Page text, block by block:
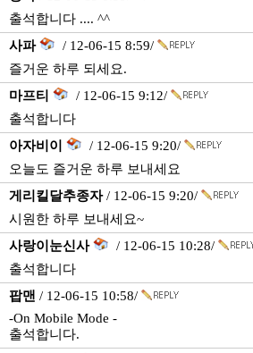
출석합니다 .... ^^
사파
/ 12-06-15 8:59/
즐거운 하루 되세요.
마프티
/ 12-06-15 9:12/
출석합니다
아자비이
/ 12-06-15 9:20/
오늘도 즐거운 하루 보내세요
게리킬달추종자/ 12-06-15 9:20/
시원한 하루 보내세요~
사랑이눈신사
/ 12-06-15 10:28/
출석합니다
팝맨 / 12-06-15 10:58/
-On Mobile Mode -
출석합니다.